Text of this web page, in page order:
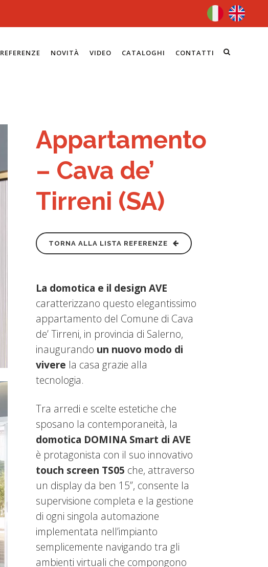
REFERENZE NOVITÀ VIDEO CATALOGHI CONTATTI
Appartamento
– Cava de’
Tirreni (SA)
TORNA ALLA LISTA REFERENZE
La domotica e il design AVE
caratterizzano questo elegantissimo
appartamento del Comune di Cava
de’ Tirreni, in provincia di Salerno,
inaugurando un nuovo modo di
vivere la casa grazie alla
tecnologia.
Tra arredi e scelte estetiche che
sposano la contemporaneità, la
domotica DOMINA Smart di AVE
è protagonista con il suo innovativo
touch screen TS05 che, attraverso
un display da ben 15”, consente la
supervisione completa e la gestione
di ogni singola automazione
implementata nell’impianto
semplicemente navigando tra gli
ambienti virtuali che compongono